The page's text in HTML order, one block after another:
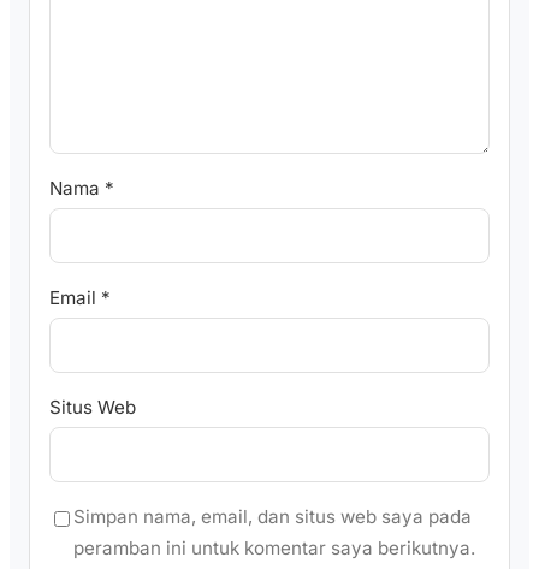
Nama *
Email *
Situs Web
Simpan nama, email, dan situs web saya pada
peramban ini untuk komentar saya berikutnya.